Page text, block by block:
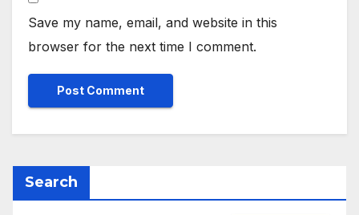
Save my name, email, and website in this
browser for the next time I comment.
Search